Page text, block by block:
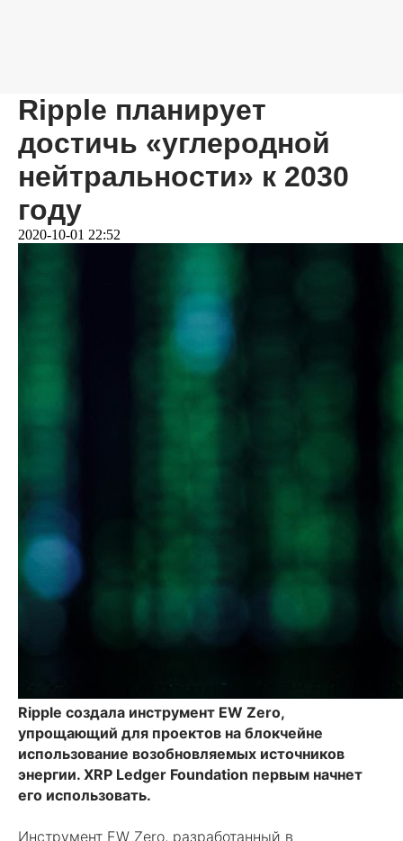
Ripple планирует
достичь «углеродной
нейтральности» к 2030
году
2020-10-01 22:52
Ripple создала инструмент EW Zero,
упрощающий для проектов на блокчейне
использование возобновляемых источников
энергии. XRP Ledger Foundation первым начнет
его использовать.
Инструмент EW Zero, разработанный в